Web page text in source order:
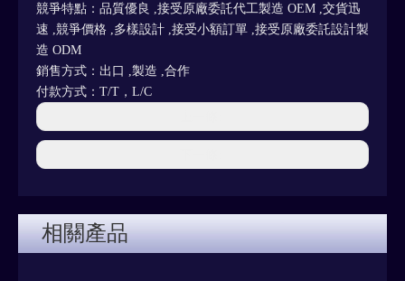
競爭特點：品質優良 ,接受原廠委託代工製造 OEM ,交貨迅
速 ,競爭價格 ,多樣設計 ,接受小額訂單 ,接受原廠委託設計製
造 ODM
銷售方式：出口 ,製造 ,合作
付款方式：T/T，L/C
相關產品